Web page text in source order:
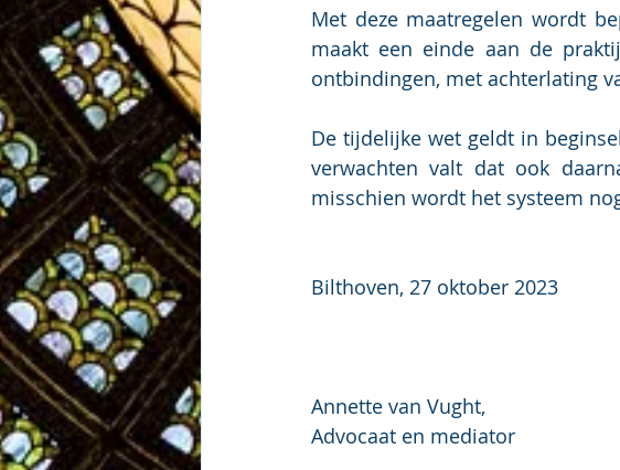
Met deze maatregelen wordt
maakt een einde aan de
ontbindingen, met achterlating
De tijdelijke wet geldt in
verwachten valt dat ook
misschien wordt het systeem
Bilthoven, 27 oktober 2023
Annette van Vught,
Advocaat en mediator